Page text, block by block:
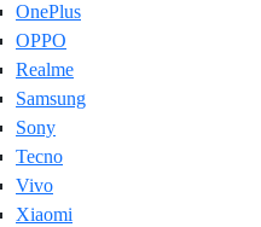
OnePlus
OPPO
Realme
Samsung
Sony
Tecno
Vivo
Xiaomi